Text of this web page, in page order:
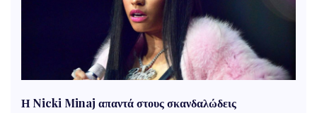
Η Nicki Minaj απαντά στους σκανδαλώδεις